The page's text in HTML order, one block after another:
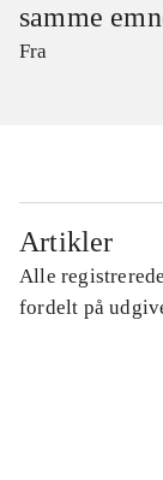
samme
Fra
Artikler
Alle
fordelt på